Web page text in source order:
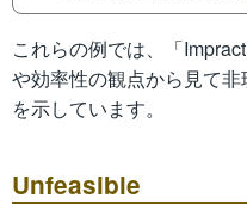
これらの例では、「
や効率性の観点から見て
を示しています。
Unfeasible